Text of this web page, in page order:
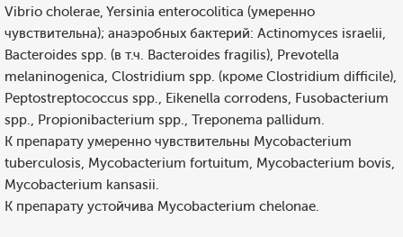
Vibrio cholerae, Yersinia enterocolitica (умеренно
чувствительна); анаэробных бактерий: Actinomyces israelii,
Bacteroides spp. (в т.ч. Bacteroides fragilis), Prevotella
melaninogenica, Clostridium spp. (кроме Clostridium difficile),
Peptostreptococcus spp., Eikenella corrodens, Fusobacterium
spp., Propionibacterium spp., Treponema pallidum.
К препарату умеренно чувствительны Mycobacterium
tuberculosis, Mycobacterium fortuitum, Mycobacterium bovis,
Mycobacterium kansasii.
К препарату устойчива Mycobacterium chelonae.